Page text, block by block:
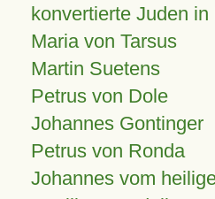
konvertierte Juden in
Maria von Tarsus
Martin Suetens
Petrus von Dole
Johannes Gontinger
Petrus von Ronda
Johannes vom